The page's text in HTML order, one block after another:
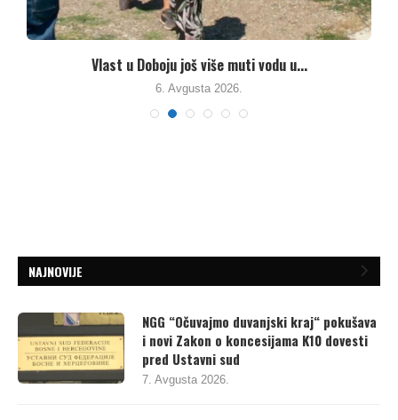
Vlast u Doboju još više muti vodu u...
6. Avgusta 2026.
NAJNOVIJE
NGG “Očuvajmo duvanjski kraj“ pokušava
i novi Zakon o koncesijama K10 dovesti
pred Ustavni sud
7. Avgusta 2026.